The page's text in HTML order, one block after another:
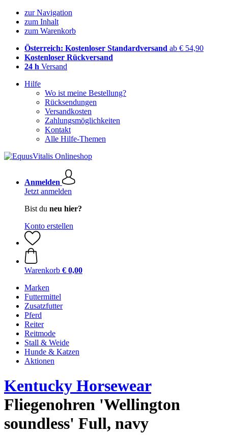
zur Navigation
zum Inhalt
zum Warenkorb
Österreich: Kostenloser Standardversand ab € 54,90
Kostenloser Rückversand
24 h Versand
Hilfe
Wo ist meine Bestellung?
Rücksendungen
Versandkosten
Zahlungsmöglichkeiten
Kontakt
Alle Hilfe-Themen
Anmelden
Jetzt anmelden
Bist du neu hier?
Konto erstellen
Warenkorb € 0,00
Marken
Futtermittel
Zusatzfutter
Pferd
Reiter
Reitmode
Stall & Weide
Hunde & Katzen
Aktionen
Kentucky Horsewear
Fliegenohren 'Wellington
soundless' Full, navy